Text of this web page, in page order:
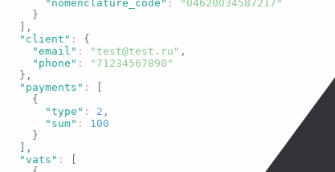
"nomenclature_code" :
"04620034587217"
}
,
"client" :
{
"email" : "test@test.ru" ,
"phone" :
"71234567890"
} ,
"payments" :
{
"type" : 2 ,
"sum" :
100
}
,
"vats" :